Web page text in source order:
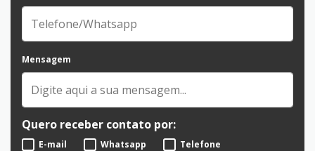
Mensagem
Quero receber contato por:
E-mail Whatsapp Telefone